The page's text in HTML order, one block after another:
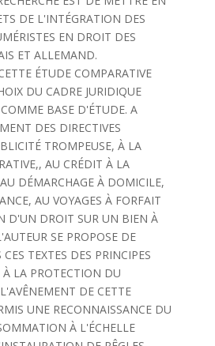
DE L'INTÉGRATION DES
EN DROIT DES
ET ALLEMAND.
ÉTUDE COMPARATIVE
DU CADRE JURIDIQUE
BASE D'ÉTUDE. A
DES DIRECTIVES
TROMPEUSE, À LA
AU CRÉDIT À LA
DÉMARCHAGE À DOMICILE,
AU VOYAGES À FORFAIT
D'UN DROIT SUR UN BIEN À
SE PROPOSE DE
TEXTES DES PRINCIPES
LA PROTECTION DU
DE CETTE
UNE RECONNAISSANCE DU
À L'ÉCHELLE